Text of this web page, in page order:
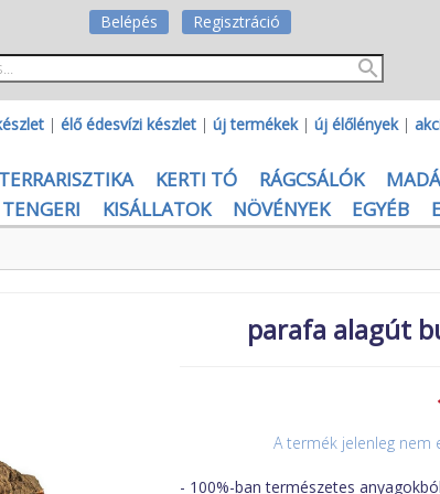
Belépés Regisztráció
| élő édesvízi készlet | új termékek| új élőlények|
TERRARISZTIKA KERTI TÓ RÁGCSÁLÓK
KISÁLLATOK NÖVÉNYEK EGYÉB
parafa alagút
A termék jelenleg nem
- 100%-ban természetes